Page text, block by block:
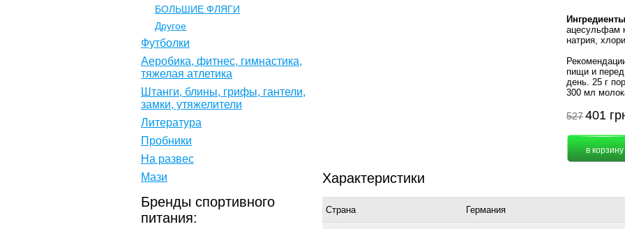
ацесульфам
натрия,
пищи и
день. 25 г
300 мл
527401
Характеристики
Страна Германия
БОЛЬШИЕ ФЛЯГИ
Другое
Футболки
Аеробика, фитнес, гимнастика,
тяжелая атлетика
Штанги, блины, грифы, гантели,
замки, утяжелители
Литература
Пробники
На развес
Мази
Бренды спортивного
питания: